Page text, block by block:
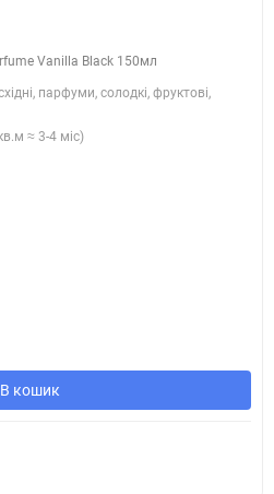
Vanilla Black 150мл
парфуми, солодкі, фруктові,
≈ 3-4 міс)
В кошик